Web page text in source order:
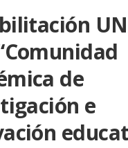
de
e